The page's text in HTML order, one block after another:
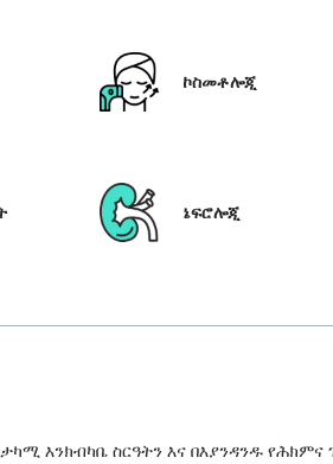
ኮስመቶሎጂ
ኔፍሮሎጂ
እንክብካቤ ስርዓትን እና በእያንዳንዱ የሕክምና